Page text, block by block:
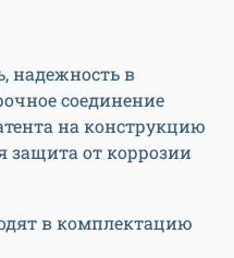
надежность в
соединение
на конструкцию
защита от коррозии
в комплектацию